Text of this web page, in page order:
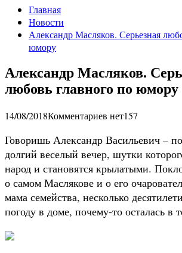
Главная
Новости
Александр Масляков. Серьезная
юмору
Александр Масляков.
любовь главного по юмору
14/08/2018Комментариев нет157
Говоришь Александр Васильевич –
долгий веселый вечер, шутки
народ и становятся крылатыми.
о самом Маслякове и о его
мама семейства, несколько
погоду в доме, почему-то осталась в